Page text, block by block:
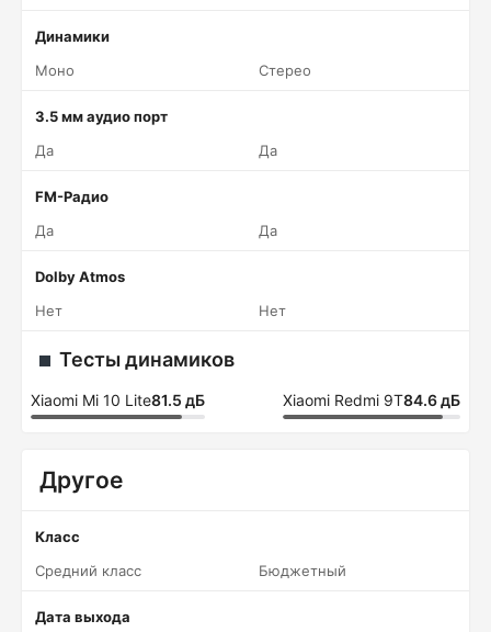
Динамики
Моно
Стерео
3.5 мм аудио порт
Да
Да
FM-Радио
Да
Да
Dolby Atmos
Нет
Нет
Тесты динамиков
Xiaomi Mi 10 Lite81.5 дБ Xiaomi Redmi 9T84.6 дБ
Другое
Класс
Средний класс
Бюджетный
Дата выхода